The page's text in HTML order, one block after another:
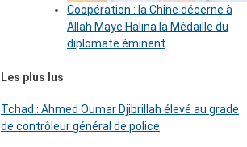
Coopération : la Chine décerne à
Allah Maye Halina la Médaille du
diplomate éminent
Les plus lus
Tchad : Ahmed Oumar Djibrillah élevé au grade
de contrôleur général de police